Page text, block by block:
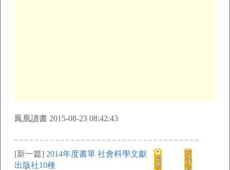
鳳凰讀書 2015-08-23 08:42:43
[新一篇] 2014年度書單 社會科學文獻
出版社10種